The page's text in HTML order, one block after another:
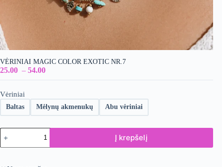
VĖRINIAI MAGIC COLOR EXOTIC NR.7
25.00 – 54.00
Vėriniai
Baltas Mėlynų akmenukų Abu vėriniai
produkto
kiekis:
Vėriniai
Color
Į krepšelį